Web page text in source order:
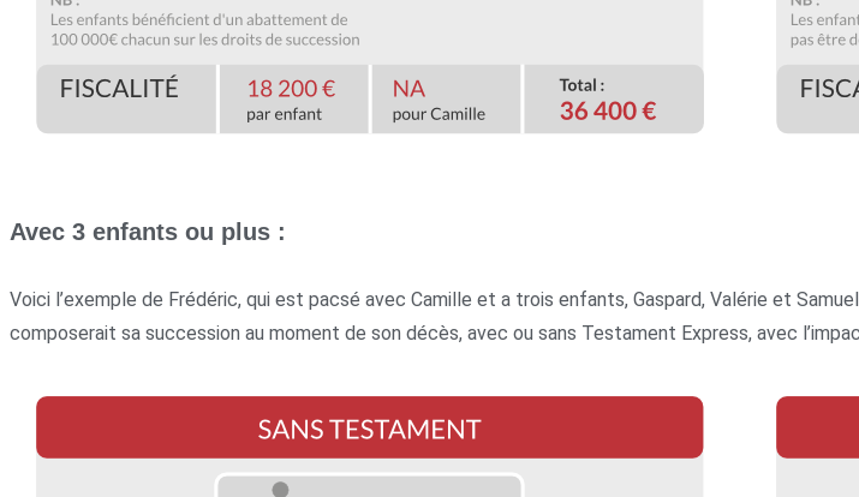
Avec 3 enfants ou plus :
Voici l’exemple de Frédéric, qui est pacsé avec Camille et a trois enfants, Gaspard, Valérie et
composerait sa succession au moment de son décès, avec ou sans Testament Express, avec